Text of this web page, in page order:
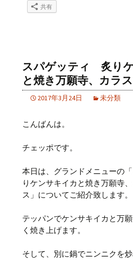
共有
スパゲッティ 炙り
と焼き万願寺、カラ
2017年3月24日 未分類
こんばんは。
チェッポです。
本日は、グランドメニューの
りケンサキイカと焼き万願寺
ス」についてご紹介致します。
テッパンでケンサキイカと万
く焼き上げます。
そして、別に鍋でニンニクを炒